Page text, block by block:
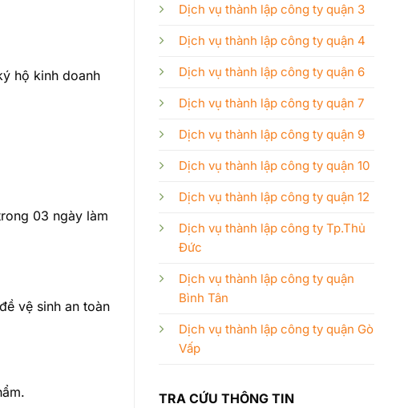
hộ kinh doanh
03 ngày làm
vệ sinh an toàn
Dịch vụ thành lập công ty quận 3
Dịch vụ thành lập công ty quận 4
Dịch vụ thành lập công ty quận 6
Dịch vụ thành lập công ty quận 7
Dịch vụ thành lập công ty quận 9
Dịch vụ thành lập công ty quận 10
Dịch vụ thành lập công ty quận 12
Dịch vụ thành lập công ty Tp.Thủ
Đức
Dịch vụ thành lập công ty quận
Bình Tân
Dịch vụ thành lập công ty quận Gò
Vấp
TRA CỨU THÔNG TIN